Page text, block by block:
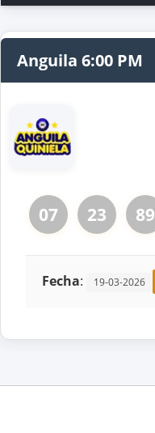
Anguila 6:00 PM
07 23 89
Fecha: 19-03-2026